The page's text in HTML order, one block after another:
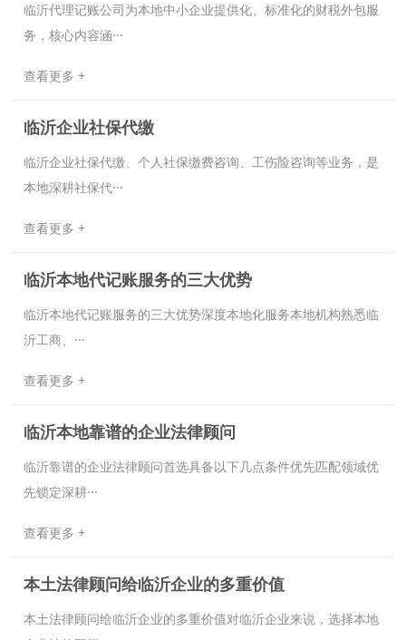
临沂代理记账公司为本地中小企业提供化、标准化的财税外包服
务，核心内容涵···
查看更多 +
临沂企业社保代缴
临沂企业社保代缴、个人社保缴费咨询、工伤险咨询等业务，是
本地深耕社保代···
查看更多 +
临沂本地代记账服务的三大优势‌
临沂本地代记账服务的三大优势‌‌深度本地化服务‌本地机构熟悉临
沂工商、···
查看更多 +
临沂本地靠谱的企业法律顾问
临沂靠谱的企业法律顾问首选具备以下几点条件‌优先匹配领域‌优
先锁定深耕···
查看更多 +
本土法律顾问给临沂企业的多重价值
本土法律顾问给临沂企业的多重价值对临沂企业来说，选择本地